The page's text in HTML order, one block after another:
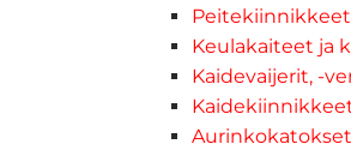
Peitekiinnikkeet
Keulakaiteet ja
Kaidevaijerit, -
Aurinkokatokset